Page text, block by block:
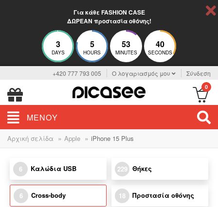
Για κάθε FASHION CASE
ΔΩΡΕΑΝ προστασία οθόνης!
3
DAYS
5
HOURS
53
MINUTES
40
SECONDS
+420 777 793 005 Ο λογαριασμός μου Σύνδεση
0
ΜΕΝΟΎ
Αρχική σελίδα » Apple » iPhone 15 Plus
6 Καλώδια USB 229 Θήκες
6 Cross-body 18 Προστασία οθόνης